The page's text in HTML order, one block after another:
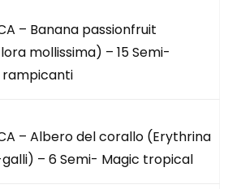
– Banana passionfruit
mollissima) – 15 Semi-
rampicanti
– Albero del corallo (Erythrina
– 6 Semi- Magic tropical